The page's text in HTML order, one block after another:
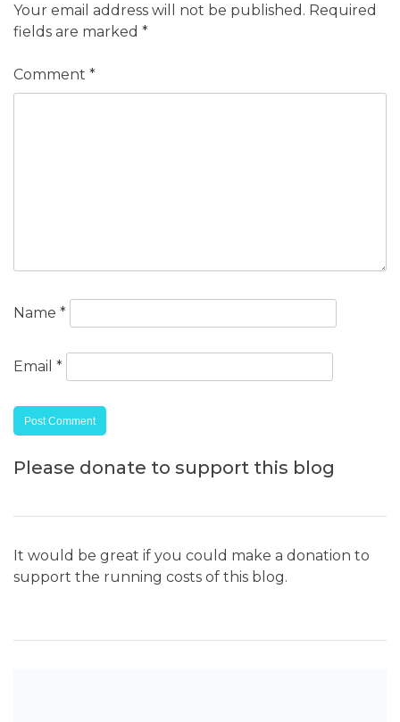
Your email address will not be published. Required
fields are marked *
Comment *
Name *
Email *
Please donate to support this blog
It would be great if you could make a donation to
support the running costs of this blog.